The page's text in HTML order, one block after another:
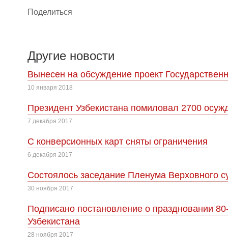
Поделиться
Другие новости
Вынесен на обсуждение проект
10 января 2018
Президент Узбекистана помиловал 2700
7 декабря 2017
С конверсионных карт сняты ограничения
6 декабря 2017
Cостоялось заседание Пленума Верховного
30 ноября 2017
Подписано постановление о праздновании
Узбекистана
28 ноября 2017